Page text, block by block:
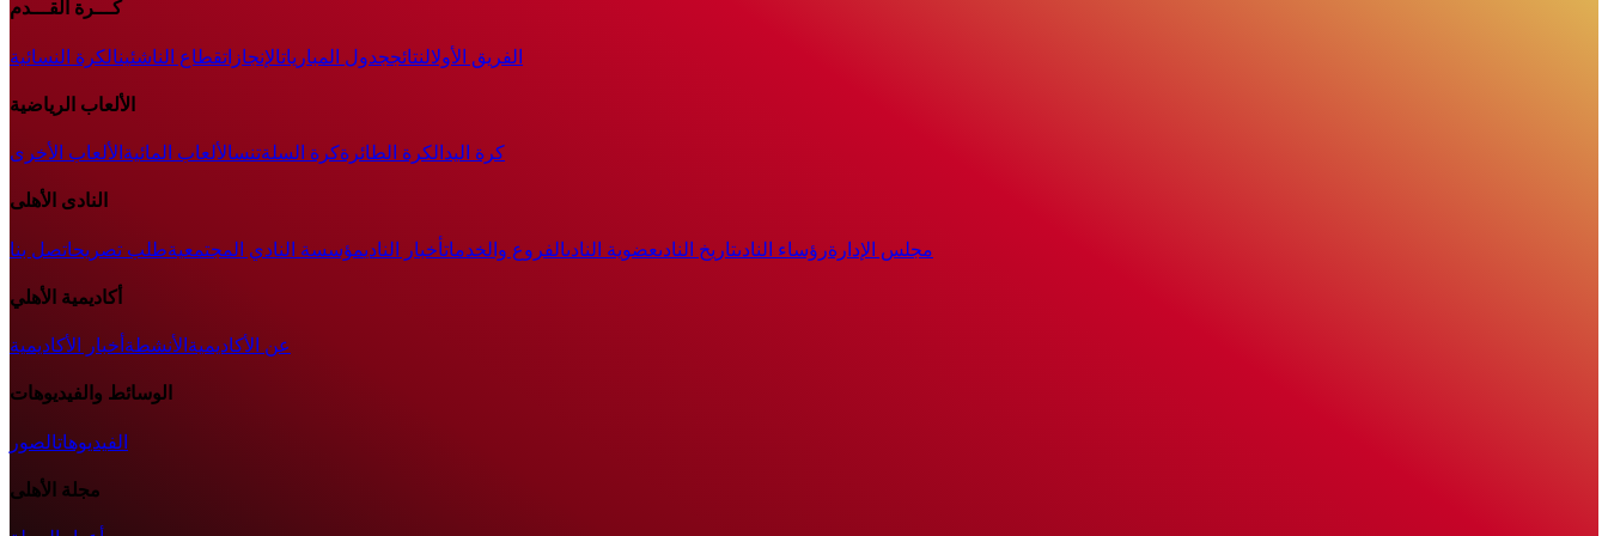
كـــرة القـــدم
الفريق الأولالنتائججدول المبارياتالإنجازاتقطاع الناشئينالكرة النسائية
الألعاب الرياضية
كرة اليد الكرة الطائرةكرة السلةتنسالألعاب المائية الألعاب الأخرى
النادى الأهلى
مجلس الإدارةرؤساء النادىتاريخ النادىعضوية النادىالفروع والخدماتأخبار الناديمؤسسة النادي المجتمعيةطلب تصريحاتصل بنا
أكاديمية الأهلي
عن الأكاديمية الأنشطة أخبار الأكاديمية
الوسائط والفيديوهات
الفيديوهاتالصور
مجلة الأهلى